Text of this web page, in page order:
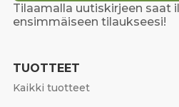
Tilaamalla uutiskirjeen saat
ensimmäiseen tilaukseesi!
TUOTTEET
Kaikki tuotteet